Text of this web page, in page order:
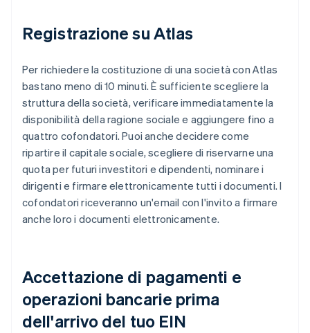
Registrazione su Atlas
Per richiedere la costituzione di una società con Atlas
bastano meno di 10 minuti. È sufficiente scegliere la
struttura della società, verificare immediatamente la
disponibilità della ragione sociale e aggiungere fino a
quattro cofondatori. Puoi anche decidere come
ripartire il capitale sociale, scegliere di riservarne una
quota per futuri investitori e dipendenti, nominare i
dirigenti e firmare elettronicamente tutti i documenti. I
cofondatori riceveranno un'email con l'invito a firmare
anche loro i documenti elettronicamente.
Accettazione di pagamenti e
operazioni bancarie prima
dell'arrivo del tuo EIN